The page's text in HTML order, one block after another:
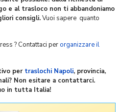
e al trasloco non ti abbandoniamo
consigli.Vuoi sapere quanto
? Contattaci perorganizzare il
per traslochi Napoli, provincia,
Non esitare a contattarci.
in tutta Italia!